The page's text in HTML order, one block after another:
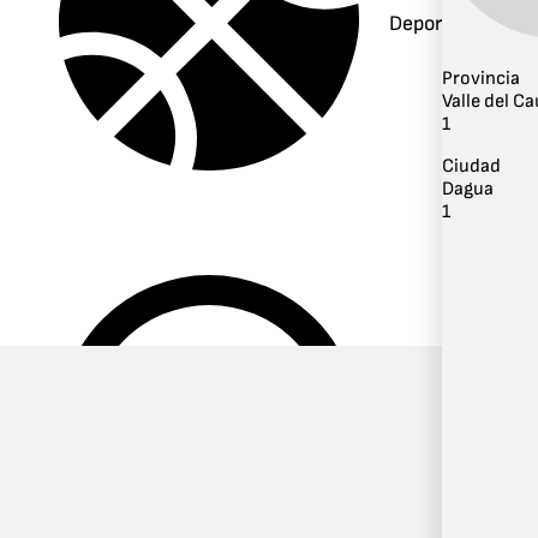
Deportes
Provincia
Valle del
1
Ciudad
Dagua
1